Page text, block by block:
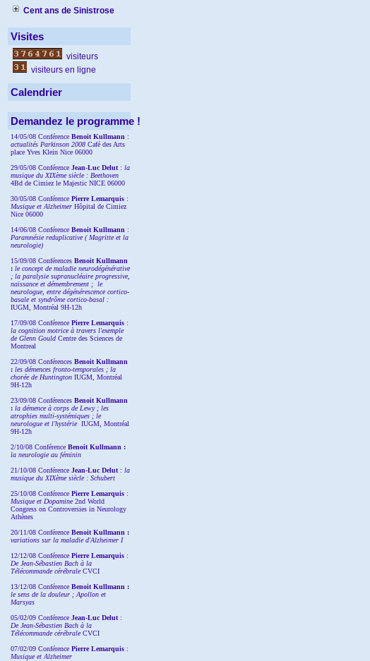
Cent ans de Sinistrose
Visites
visiteurs
visiteurs en ligne
Calendrier
Demandez le programme !
14/05/08 Conférence Benoit Kullmann :
actualités Parkinson 2008 Café des Arts
place Yves Klein Nice 06000
29/05/08 Conférence Jean-Luc Delut : la
musique du XIXème siècle : Beethoven
4Bd de Cimiez le Majestic NICE 06000
30/05/08 Conférence Pierre Lemarquis :
Musique et Alzheimer Hôpital de Cimiez
Nice 06000
14/06/08 Conférence Benoit Kullmann :
Paramnésie reduplicative ( Magritte et la
neurologie)
15/09/08 Conférences Benoit Kullmann
: le concept de maladie neurodégénérative
; la paralysie supranucléaire progressive,
naissance et démembrement ; le
neurologue, entre dégénérescence cortico-
basale et syndrôme cortico-basal :
IUGM, Montréal 9H-12h
17/09/08 Conférence Pierre Lemarquis :
la cognition motrice à travers l'exemple
de Glenn Gould Centre des Sciences de
Montreal
22/09/08 Conférences Benoit Kullmann
: les démences fronto-temporales ; la
chorée de Huntington IUGM, Montréal
9H-12h
23/09/08 Conférences Benoit Kullmann
: la démence à corps de Lewy ; les
atrophies multi-systémiques ; le
neurologue et l'hystérie IUGM, Montréal
9H-12h
2/10/08 Conférence Benoit Kullmann :
la neurologie au féminin
21/10/08 Conférence Jean-Luc Delut : la
musique du XIXème siècle : Schubert
25/10/08 Conférence Pierre Lemarquis :
Musique et Dopamine2nd World
Congress on Controversies in Neurology
Athènes
20/11/08 Conférence Benoit Kullmann :
variations sur la maladie d'Alzheimer I
12/12/08 Conférence Pierre Lemarquis :
De Jean-Sébastien Bach à la
Télécommande cérébraleCVCI
13/12/08 Conférence Benoit Kullmann :
le sens de la douleur ; Apollon et
Marsyas
05/02/09 Conférence Jean-Luc Delut :
De Jean-Sébastien Bach à la
Télécommande cérébraleCVCI
07/02/09 Conférence Pierre Lemarquis :
Musique et Alzheimer